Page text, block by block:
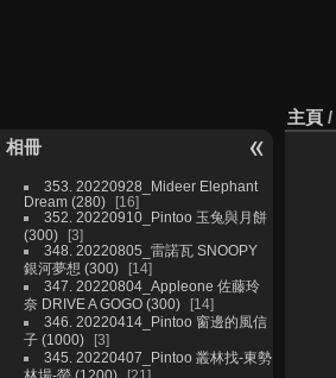
相冊
353. 20220928_Mideer Elephant
Dream (280)
16
352. 20220910_Pintoo 玉兔與月餅
(300)
3
348. 20220805_雷諾瓦 SNOOPY
銀河夢想 (300)
14
347. 20220804_Appleone 佐藤玲
奈 DRIVE A GOGO (300)
14
346. 20220414_Pintoo 窗邊的風信
子 (1000)
3
345. 20220407_Pintoo 叢林找-東勢
林場-螢 (1200)
21
主頁 /